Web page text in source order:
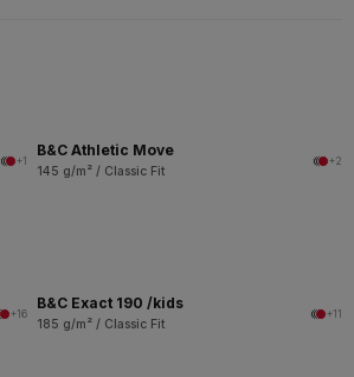
+1
B&C Athletic Move
145 g/m² / Classic Fit
+2
+16
B&C Exact 190 /kids
185 g/m² / Classic Fit
+11